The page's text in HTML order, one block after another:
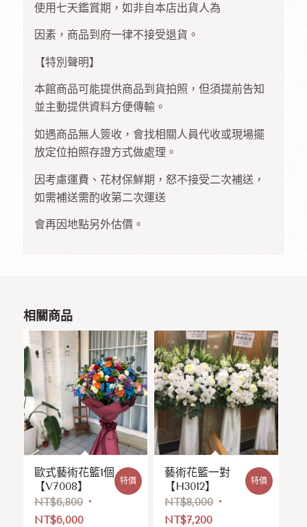
使用七天鑑賞期，如非自本店出貨人為
因素，商品到府一律不接受退貨。
【特別聲明】
本館商品可能提供商品到貨拍照，但須提前告知
並主動提供資料方便傳輸。
如遇商品無人簽收，會找相關人員代收或現場擺
放定位拍照存證方式做處理。
因考慮運費、花材保鮮期，怒不接受二次補送，
如需補送需酌收第二次運送
會再因地點另外估價。
相關商品
歐式藝術花籃1個
【V7008】
NT$6,800
NT$6,000
特價
藝術花籃一對
【H3012】
NT$8,000
NT$7,200
特價